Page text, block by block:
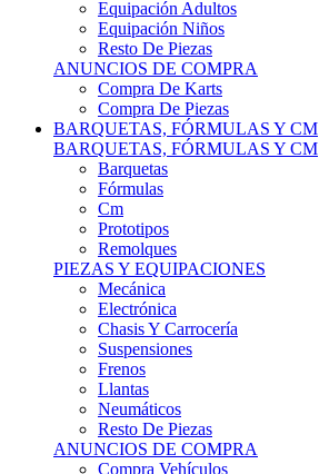
Equipación Adultos
Equipación Niños
Resto De Piezas
ANUNCIOS DE COMPRA
Compra De Karts
Compra De Piezas
BARQUETAS, FÓRMULAS Y CM
BARQUETAS, FÓRMULAS Y CM
Barquetas
Fórmulas
Cm
Prototipos
Remolques
PIEZAS Y EQUIPACIONES
Mecánica
Electrónica
Chasis Y Carrocería
Suspensiones
Frenos
Llantas
Neumáticos
Resto De Piezas
ANUNCIOS DE COMPRA
Compra Vehículos